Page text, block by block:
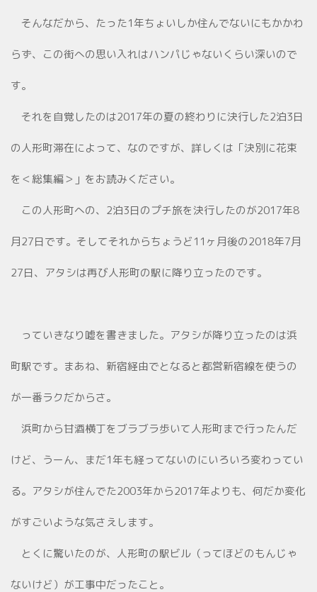
そんなだから、たった1年ちょいしか住んでないにもかかわ
らず、この街への思い入れはハンパじゃないくらい深いので
す。
それを自覚したのは2017年の夏の終わりに決行した2泊3日
の人形町滞在によって、なのですが、詳しくは「決別に花束
を＜総集編＞」をお読みください。
この人形町への、2泊3日のプチ旅を決行したのが2017年8
月27日です。そしてそれからちょうど11ヶ月後の2018年7月
27日、アタシは再び人形町の駅に降り立ったのです。
っていきなり嘘を書きました。アタシが降り立ったのは浜
町駅です。まあね、新宿経由でとなると都営新宿線を使うの
が一番ラクだからさ。
浜町から甘酒横丁をブラブラ歩いて人形町まで行ったんだ
けど、うーん、まだ1年も経ってないのにいろいろ変わってい
る。アタシが住んでた2003年から2017年よりも、何だか変化
がすごいような気さえします。
とくに驚いたのが、人形町の駅ビル（ってほどのもんじゃ
ないけど）が工事中だったこと。